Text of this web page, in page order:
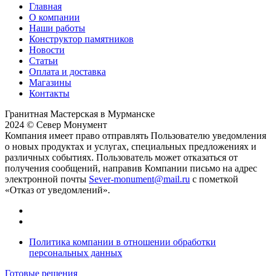
Главная
О компании
Наши работы
Конструктор памятников
Новости
Статьи
Оплата и доставка
Магазины
Контакты
Гранитная Мастерская в Мурманске
2024 © Север Монумент
Компания имеет право отправлять Пользователю уведомления
о новых продуктах и услугах, специальных предложениях и
различных событиях. Пользователь может отказаться от
получения сообщений, направив Компании письмо на адрес
электронной почты Sever-monument@mail.ru с пометкой
«Отказ от уведомлений».
Политика компании в отношении обработки
персональных данных
Готовые решения